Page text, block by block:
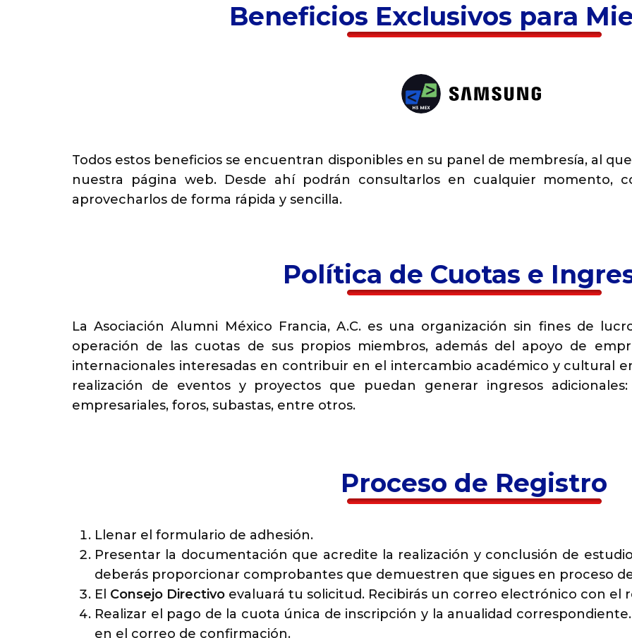
Beneficios Exclusivos para
Todos estos beneficios se encuentran disponibles en su panel de membresía, al
nuestra página web. Desde ahí podrán consultarlos en cualquier momento,
aprovecharlos de forma rápida y sencilla.
Política de Cuotas e
La Asociación Alumni México Francia, A.C. es una organización sin fines de
operación de las cuotas de sus propios miembros, además del apoyo de
internacionales interesadas en contribuir en el intercambio académico y cultural
realización de eventos y proyectos que puedan generar ingresos
empresariales, foros, subastas, entre otros.
Proceso de Registro
Llenar el formulario de adhesión.
Presentar la documentación que acredite la realización y conclusión de
deberás proporcionar comprobantes que demuestren que sigues en proceso
El Consejo Directivo evaluará tu solicitud. Recibirás un correo electrónico con el
Realizar el pago de la cuota única de inscripción y la anualidad
en el correo de confirmación.